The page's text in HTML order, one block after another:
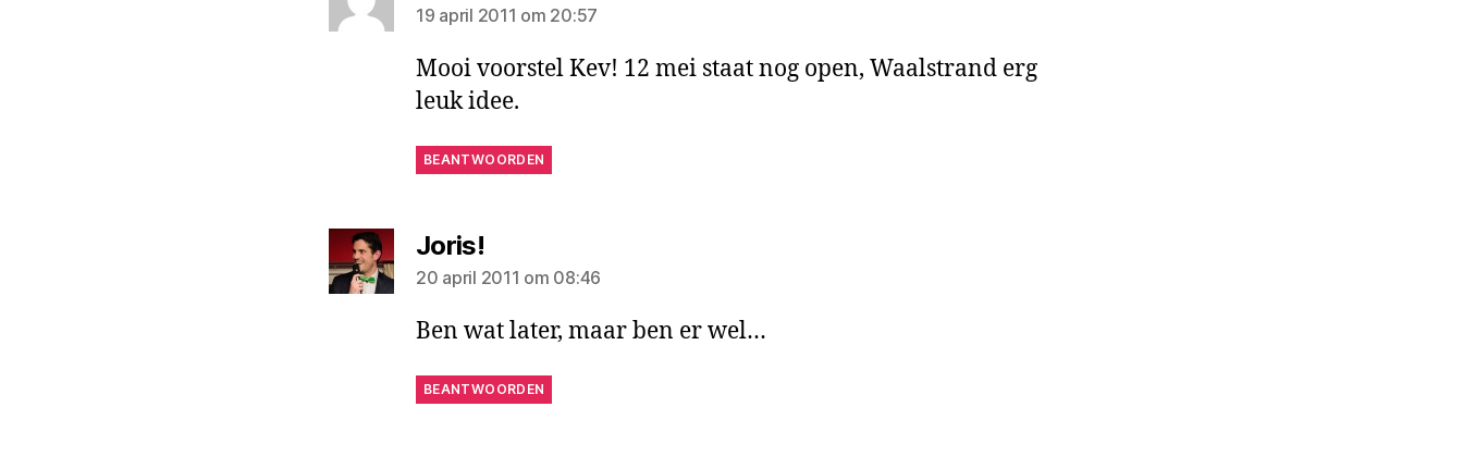
19 april 2011 om 20:57
Mooi voorstel Kev! 12 mei staat nog open, Waalstrand erg
leuk idee.
BEANTWOORDEN
Joris!
20 april 2011 om 08:46
Ben wat later, maar ben er wel…
BEANTWOORDEN